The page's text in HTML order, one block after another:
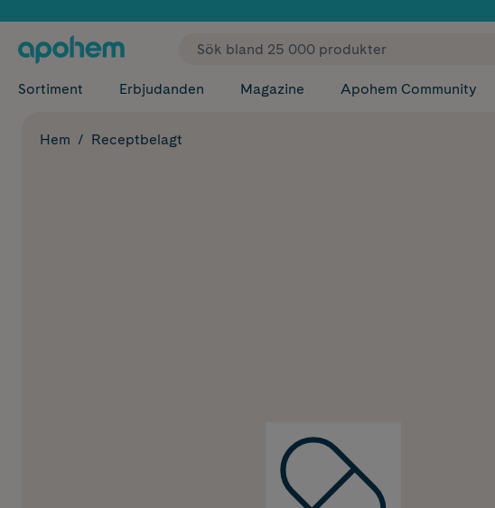
✓ Fri frakt
Sortiment Erbjudanden Magazine Apohem Community
Hem Receptbelagt